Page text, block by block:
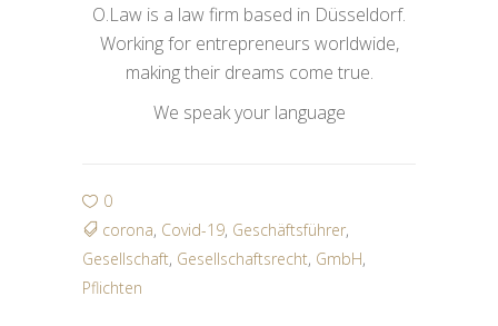
O.Law is a law firm based in Düsseldorf.
Working for entrepreneurs worldwide,
making their dreams come true.
We speak your language
0
corona, Covid-19, Geschäftsführer,
Gesellschaft, Gesellschaftsrecht, GmbH,
Pflichten